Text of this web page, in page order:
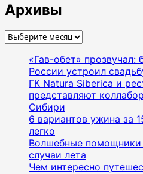
день!
Архивы
Архивы
«Гав-обет» прозвучал:
России устроил
ГК Natura Siberica и
представляют
Сибири
6 вариантов ужина за
легко
Волшебные помощники
случаи лета
Чем интересно